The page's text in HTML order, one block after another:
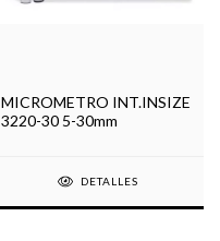
MICROMETRO INT.INSIZE
3220-30 5-30mm
DETALLES